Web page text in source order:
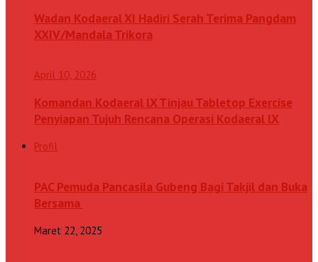
Wadan Kodaeral XI Hadiri Serah Terima Pangdam
XXIV/Mandala Trikora
April 10, 2026
Komandan Kodaeral lX Tinjau Tabletop Exercise
Penyiapan Tujuh Rencana Operasi Kodaeral lX
Profil
PAC Pemuda Pancasila Gubeng Bagi Takjil dan Buka
Bersama
Maret 22, 2025